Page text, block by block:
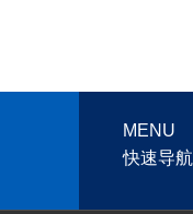
MENU
快速导航